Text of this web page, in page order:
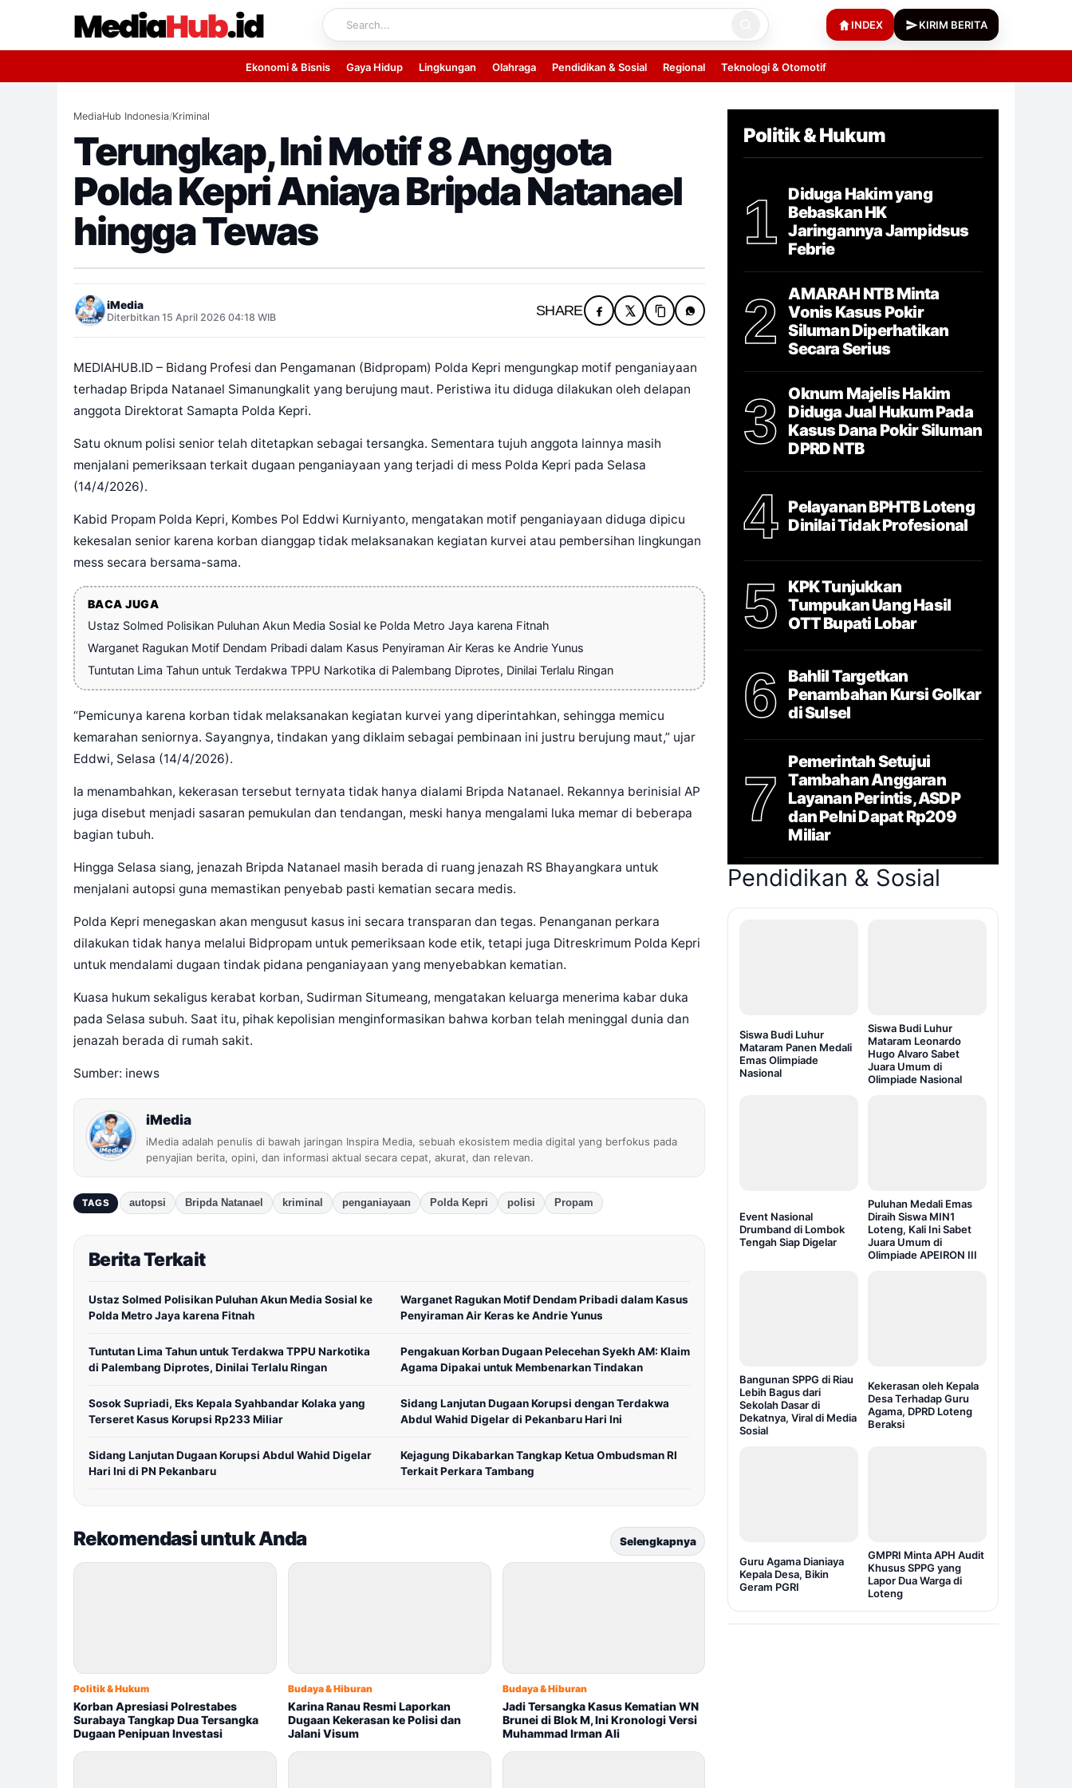
content
INDEX KIRIM BERITA
Ekonomi & Bisnis Gaya Hidup Lingkungan Olahraga Pendidikan & Sosial Regional Teknologi & Otomotif
MediaHub Indonesia/Kriminal
Terungkap, Ini Motif 8 Anggota
Polda Kepri Aniaya Bripda Natanael
hingga Tewas
iMedia
Diterbitkan 15 April 2026 04:18 WIB SHARE
MEDIAHUB.ID – Bidang Profesi dan Pengamanan (Bidpropam) Polda Kepri mengungkap motif penganiayaan
terhadap Bripda Natanael Simanungkalit yang berujung maut. Peristiwa itu diduga dilakukan oleh delapan
anggota Direktorat Samapta Polda Kepri.
Satu oknum polisi senior telah ditetapkan sebagai tersangka. Sementara tujuh anggota lainnya masih
menjalani pemeriksaan terkait dugaan penganiayaan yang terjadi di mess Polda Kepri pada Selasa
(14/4/2026).
Kabid Propam Polda Kepri, Kombes Pol Eddwi Kurniyanto, mengatakan motif penganiayaan diduga dipicu
kekesalan senior karena korban dianggap tidak melaksanakan kegiatan kurvei atau pembersihan lingkungan
mess secara bersama-sama.
BACA JUGA
Ustaz Solmed Polisikan Puluhan Akun Media Sosial ke Polda Metro Jaya karena Fitnah
Warganet Ragukan Motif Dendam Pribadi dalam Kasus Penyiraman Air Keras ke Andrie Yunus
Tuntutan Lima Tahun untuk Terdakwa TPPU Narkotika di Palembang Diprotes, Dinilai Terlalu Ringan
“Pemicunya karena korban tidak melaksanakan kegiatan kurvei yang diperintahkan, sehingga memicu
kemarahan seniornya. Sayangnya, tindakan yang diklaim sebagai pembinaan ini justru berujung maut,” ujar
Eddwi, Selasa (14/4/2026).
Ia menambahkan, kekerasan tersebut ternyata tidak hanya dialami Bripda Natanael. Rekannya berinisial AP
juga disebut menjadi sasaran pemukulan dan tendangan, meski hanya mengalami luka memar di beberapa
bagian tubuh.
Hingga Selasa siang, jenazah Bripda Natanael masih berada di ruang jenazah RS Bhayangkara untuk
menjalani autopsi guna memastikan penyebab pasti kematian secara medis.
Polda Kepri menegaskan akan mengusut kasus ini secara transparan dan tegas. Penanganan perkara
dilakukan tidak hanya melalui Bidpropam untuk pemeriksaan kode etik, tetapi juga Ditreskrimum Polda Kepri
untuk mendalami dugaan tindak pidana penganiayaan yang menyebabkan kematian.
Kuasa hukum sekaligus kerabat korban, Sudirman Situmeang, mengatakan keluarga menerima kabar duka
pada Selasa subuh. Saat itu, pihak kepolisian menginformasikan bahwa korban telah meninggal dunia dan
jenazah berada di rumah sakit.
Sumber: inews
iMedia
iMedia adalah penulis di bawah jaringan Inspira Media, sebuah ekosistem media digital yang berfokus pada
penyajian berita, opini, dan informasi aktual secara cepat, akurat, dan relevan.
TAGS autopsi Bripda Natanael kriminal penganiayaan Polda Kepri polisi Propam
Berita Terkait
Ustaz Solmed Polisikan Puluhan Akun Media Sosial ke
Polda Metro Jaya karena Fitnah
Warganet Ragukan Motif Dendam Pribadi dalam Kasus
Penyiraman Air Keras ke Andrie Yunus
Tuntutan Lima Tahun untuk Terdakwa TPPU Narkotika
di Palembang Diprotes, Dinilai Terlalu Ringan
Pengakuan Korban Dugaan Pelecehan Syekh AM: Klaim
Agama Dipakai untuk Membenarkan Tindakan
Sosok Supriadi, Eks Kepala Syahbandar Kolaka yang
Terseret Kasus Korupsi Rp233 Miliar
Sidang Lanjutan Dugaan Korupsi dengan Terdakwa
Abdul Wahid Digelar di Pekanbaru Hari Ini
Sidang Lanjutan Dugaan Korupsi Abdul Wahid Digelar
Hari Ini di PN Pekanbaru
Kejagung Dikabarkan Tangkap Ketua Ombudsman RI
Terkait Perkara Tambang
Rekomendasi untuk Anda Selengkapnya
Politik & Hukum
Korban Apresiasi Polrestabes
Surabaya Tangkap Dua Tersangka
Dugaan Penipuan Investasi
Budaya & Hiburan
Karina Ranau Resmi Laporkan
Dugaan Kekerasan ke Polisi dan
Jalani Visum
Budaya & Hiburan
Jadi Tersangka Kasus Kematian WN
Brunei di Blok M, Ini Kronologi Versi
Muhammad Irman Ali
Politik & Hukum
1
Diduga Hakim yang
Bebaskan HK
Jaringannya Jampidsus
Febrie
2
AMARAH NTB Minta
Vonis Kasus Pokir
Siluman Diperhatikan
Secara Serius
3
Oknum Majelis Hakim
Diduga Jual Hukum Pada
Kasus Dana Pokir Siluman
DPRD NTB
4
Pelayanan BPHTB Loteng
Dinilai Tidak Profesional
5
KPK Tunjukkan
Tumpukan Uang Hasil
OTT Bupati Lobar
6
Bahlil Targetkan
Penambahan Kursi Golkar
di Sulsel
7
Pemerintah Setujui
Tambahan Anggaran
Layanan Perintis, ASDP
dan Pelni Dapat Rp209
Miliar
Pendidikan & Sosial
Siswa Budi Luhur
Mataram Panen Medali
Emas Olimpiade
Nasional
Siswa Budi Luhur
Mataram Leonardo
Hugo Alvaro Sabet
Juara Umum di
Olimpiade Nasional
Event Nasional
Drumband di Lombok
Tengah Siap Digelar
Puluhan Medali Emas
Diraih Siswa MIN1
Loteng, Kali Ini Sabet
Juara Umum di
Olimpiade APEIRON III
Bangunan SPPG di Riau
Lebih Bagus dari
Sekolah Dasar di
Dekatnya, Viral di Media
Sosial
Kekerasan oleh Kepala
Desa Terhadap Guru
Agama, DPRD Loteng
Beraksi
Guru Agama Dianiaya
Kepala Desa, Bikin
Geram PGRI
GMPRI Minta APH Audit
Khusus SPPG yang
Lapor Dua Warga di
Loteng